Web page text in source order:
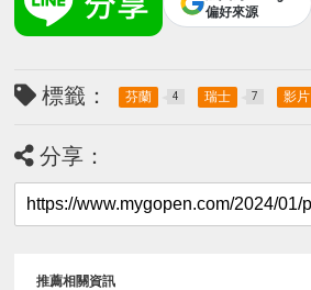
偏好來源
標籤： 芬蘭 4 瑞士 7 影片
分享：
推薦相關資訊